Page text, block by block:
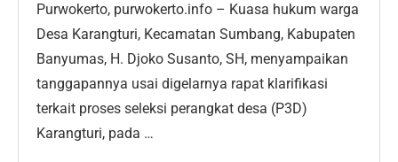
Purwokerto, purwokerto.info – Kuasa hukum warga
Desa Karangturi, Kecamatan Sumbang, Kabupaten
Banyumas, H. Djoko Susanto, SH, menyampaikan
tanggapannya usai digelarnya rapat klarifikasi
terkait proses seleksi perangkat desa (P3D)
Karangturi, pada …